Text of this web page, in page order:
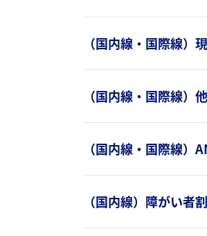
（国内線・国際線）
（国内線・国際線）
（国内線・国際線）
（国内線）障がい者